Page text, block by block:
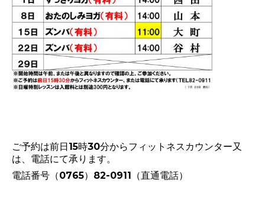
ご予約は前日15時30分からフィットネスカウンター又
は、電話にて承ります。
電話番号（0765）82-0911（直通電話）